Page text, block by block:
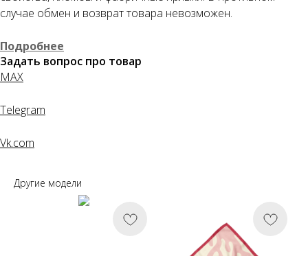
случае обмен и возврат товара невозможен.
Подробнее
Задать вопрос про товар
MAX
Telegram
Vk.com
Другие модели